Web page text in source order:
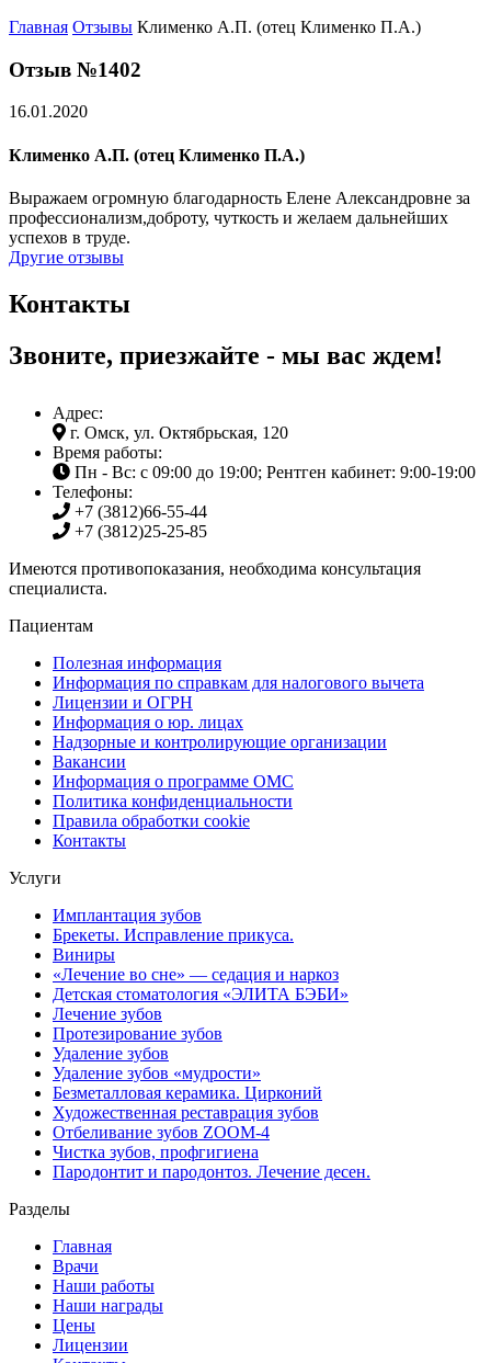
Главная Отзывы Клименко А.П. (отец Клименко П.А.)
Отзыв №1402
16.01.2020
Клименко А.П. (отец Клименко П.А.)
Выражаем огромную благодарность Елене Александровне за
профессионализм,доброту, чуткость и желаем дальнейших
успехов в труде.
Другие отзывы
Контакты
Звоните, приезжайте - мы вас ждем!
Адрес:
г. Омск, ул. Октябрьская, 120
Время работы:
Пн - Вс: с 09:00 до 19:00; Рентген кабинет: 9:00-19:00
Телефоны:
+7 (3812)66-55-44
+7 (3812)25-25-85
Имеются противопоказания, необходима консультация
специалиста.
Пациентам
Полезная информация
Информация по справкам для налогового вычета
Лицензии и ОГРН
Информация о юр. лицах
Надзорные и контролирующие организации
Вакансии
Информация о программе ОМС
Политика конфиденциальности
Правила обработки cookie
Контакты
Услуги
Имплантация зубов
Брекеты. Исправление прикуса.
Виниры
«Лечение во сне» — седация и наркоз
Детская стоматология «ЭЛИТА БЭБИ»
Лечение зубов
Протезирование зубов
Удаление зубов
Удаление зубов «мудрости»
Безметалловая керамика. Цирконий
Художественная реставрация зубов
Отбеливание зубов ZOOM-4
Чистка зубов, профгигиена
Пародонтит и пародонтоз. Лечение десен.
Разделы
Главная
Врачи
Наши работы
Наши награды
Цены
Лицензии